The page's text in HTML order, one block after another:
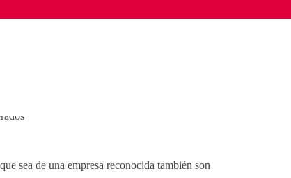
sea de una empresa reconocida también son